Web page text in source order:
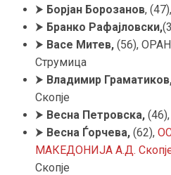
⮞ Борјан Борозанов,
⮞ Бранко Рафајловски,
⮞ Васе Митев, (56),
Струмица
⮞ Владимир
Скопје
⮞ Весна Петровска, (46),
⮞ Весна Ѓорчева, (62),
МАКЕДОНИЈА А.Д.
Скопје